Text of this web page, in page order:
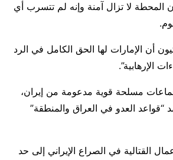
المحطة لا تزال آمنة وإنه لم تتسرب أي
أن الإمارات لها الحق الكامل ​في الرد
الإرهابية”.
مسلحة قوية ‌مدعومة ⁠من إيران،
العدو في العراق والمنطقة”
القتالية في الصراع الإيراني إلى حد